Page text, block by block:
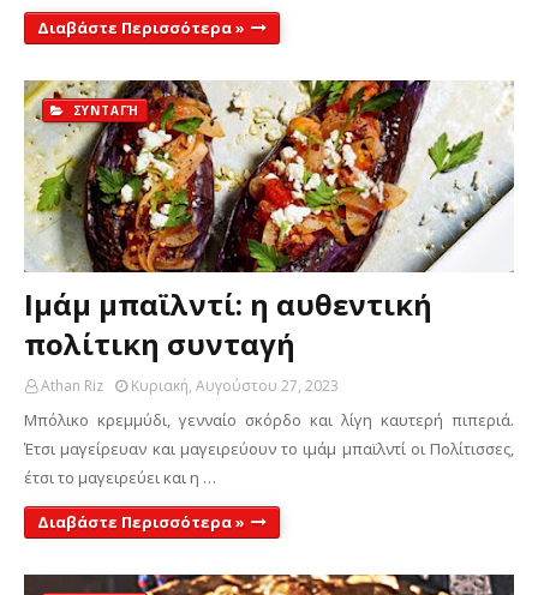
Διαβάστε Περισσότερα »
ΣΥΝΤΑΓΉ
Ιμάμ μπαϊλντί: η αυθεντική
πολίτικη συνταγή
Athan Riz Κυριακή, Αυγούστου 27, 2023
Μπόλικο κρεμμύδι, γενναίο σκόρδο και λίγη καυτερή πιπεριά.
Έτσι μαγείρευαν και μαγειρεύουν το ιμάμ μπαϊλντί οι Πολίτισσες,
έτσι το μαγειρεύει και η …
Διαβάστε Περισσότερα »